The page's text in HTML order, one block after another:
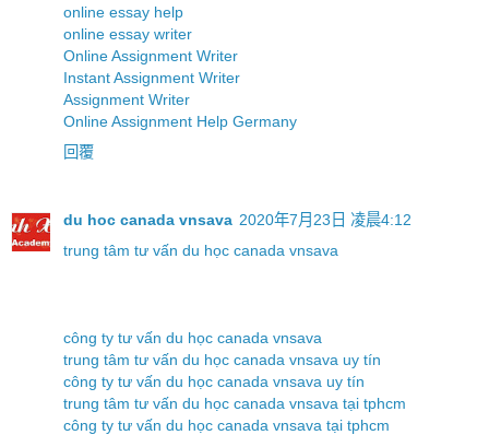
online essay help
online essay writer
Online Assignment Writer
Instant Assignment Writer
Assignment Writer
Online Assignment Help Germany
回覆
du hoc canada vnsava 2020年7月23日 凌晨4:12
trung tâm tư vấn du học canada vnsava
công ty tư vấn du học canada vnsava
trung tâm tư vấn du học canada vnsava uy tín
công ty tư vấn du học canada vnsava uy tín
trung tâm tư vấn du học canada vnsava tại tphcm
công ty tư vấn du học canada vnsava tại tphcm